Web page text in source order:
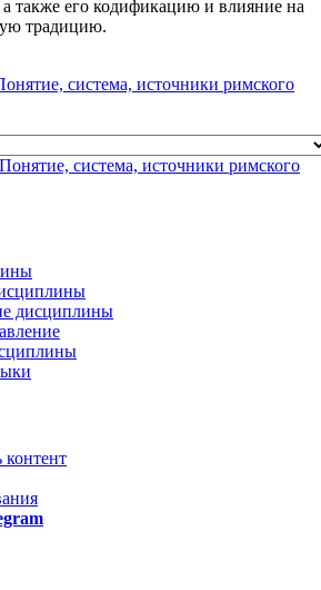
также его кодификацию и влияние на
традицию.
система, источники римского
система, источники римского
дисциплины
контент